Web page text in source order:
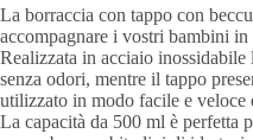
La borraccia con tappo con
accompagnare i vostri bambini
Realizzata in acciaio inossidabile
senza odori, mentre il tappo
utilizzato in modo facile e veloce
La capacità da 500 ml è perfetta